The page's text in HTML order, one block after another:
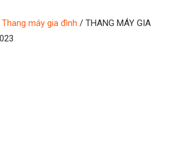
Thang máy gia đình / THANG MÁY GIA